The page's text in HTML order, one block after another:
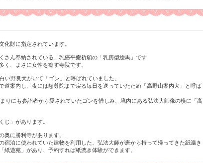
化財に指定されています。
さん奉納されている、乳癌平癒祈願の「乳房型絵馬」です
く、まさに女性を癒す寺院です。
い野良犬がいて「ゴン」と呼ばれていました。
道案内し、夜には慈尊院まで戻る毎日を送っていたため「高野山案内犬」と呼ば
りにも参詣者から愛されていたゴンを惜しみ、境内にある弘法大師像の横に「高
じ」があります。
奥に勝利寺があります。
宿泊に使われていた建物を利用した、弘法大師が唐から持って帰ってきた紙漉き
遊苑」があり、予約すれば紙漉き体験ができます。